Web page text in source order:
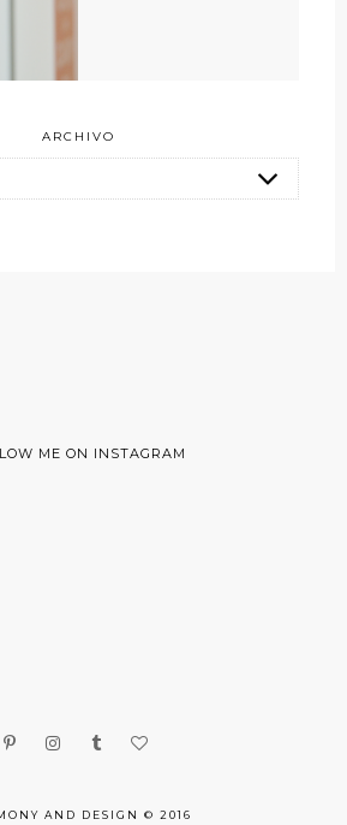
ARCHIVO
ME ON INSTAGRAM
AND DESIGN © 2016